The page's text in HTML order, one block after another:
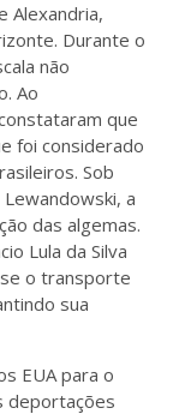
Alexandria,
Durante o
não
Ao
que
foi considerado
Sob
a
das algemas.
Lula da Silva
o transporte
sua
EUA para o
deportações